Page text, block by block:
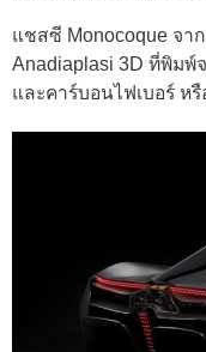
แชสซี Monocoque จา
Anadiaplasi 3D ที่พิมพ์
และคาร์บอนไฟเบอร์ ห